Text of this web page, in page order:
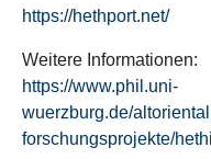
https://hethport.net/
Weitere Informationen:
https://www.phil.uni-
wuerzburg.de/
forschungsprojekte/